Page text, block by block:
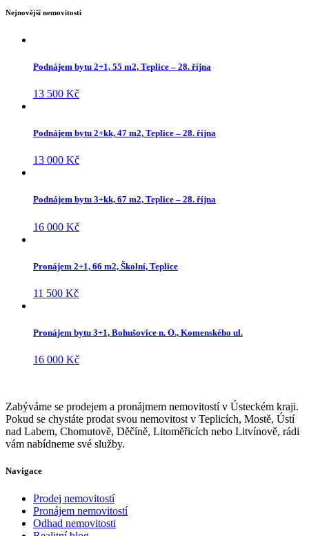
Nejnovější nemovitosti
Podnájem bytu 2+1, 55 m2, Teplice – 28. října
13 500 Kč
Podnájem bytu 2+kk, 47 m2, Teplice – 28. října
13 000 Kč
Podnájem bytu 3+kk, 67 m2, Teplice – 28. října
16 000 Kč
Pronájem 2+1, 66 m2, Školní, Teplice
11 500 Kč
Pronájem bytu 3+1, Bohušovice n. O., Komenského ul.
16 000 Kč
Zabýváme se prodejem a pronájmem nemovitostí v Ústeckém kraji.
Pokud se chystáte prodat svou nemovitost v Teplicích, Mostě, Ústí
nad Labem, Chomutově, Děčíně, Litoměřicích nebo Litvínově, rádi
vám nabídneme své služby.
Navigace
Prodej nemovitostí
Pronájem nemovitostí
Odhad nemovitosti